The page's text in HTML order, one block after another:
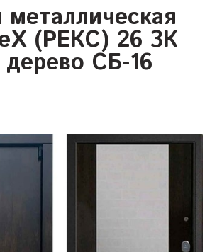
металлическая
(РЕКС) 26 3К
дерево СБ-16